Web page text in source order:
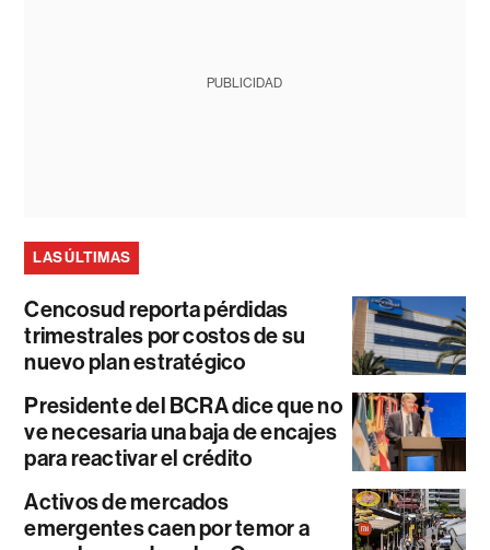
PUBLICIDAD
LAS ÚLTIMAS
Cencosud reporta pérdidas
trimestrales por costos de su
nuevo plan estratégico
Presidente del BCRA dice que no
ve necesaria una baja de encajes
para reactivar el crédito
Activos de mercados
emergentes caen por temor a